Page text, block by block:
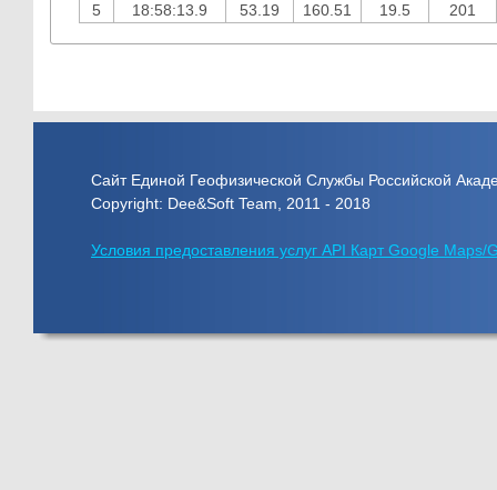
5
18:58:13.9 53.19 160.51 19.5 201
Сайт Единой Геофизической Службы Российской
Copyright: Dee&Soft Team, 2011 - 2018
Условия предоставления услуг API Карт Google